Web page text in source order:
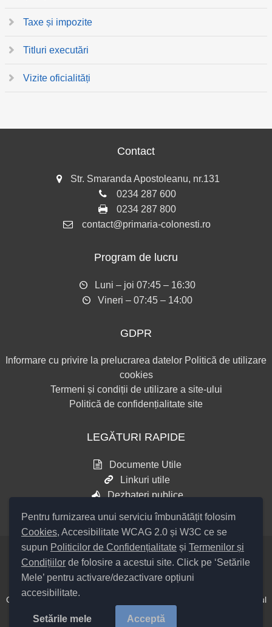
Pentru furnizarea unui serviciu îmbunătățit folosim
Cookies, Accesibilitate WCAG 2.0 și W3C ce se
supun Politicilor de Confidențialitate și Termenilor și
Condițiilor de folosire a acestui site. Click pe ‘Setările
Mele’ pentru activare/dezactivare opțiuni
accesibilitate.
Setările mele Acceptă
Taxe și impozite
Titluri executări
Vizite oficialități
Contact
Str. Smaranda Apostoleanu, nr.131
0234 287 600
0234 287 800
contact@primaria-colonesti.ro
Program de lucru
Luni – joi 07:45 – 16:30
Vineri – 07:45 – 14:00
GDPR
Informare cu privire la prelucrarea datelor Politică de utilizare
cookies
Termeni și condiții de utilizare a site-ului
Politică de confidențialitate site
LEGĂTURI RAPIDE
Documente Utile
Linkuri utile
Dezbateri publice
Setări Cookies și Accesibilitate
Cod Județ 4 / Județul Bacău / Tipul UAT – 14 – C – Comună / Codul
SIRUTA al Unității Administrativ Teritoriale COMUNA Colonești